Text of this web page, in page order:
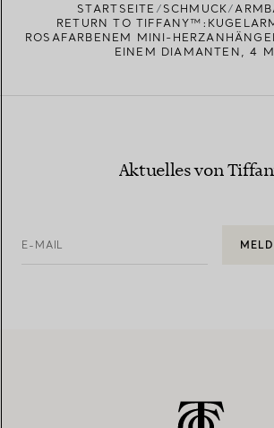
STARTSEITE SCHMUCK
RETURN TO
ROSAFARBENEM MINI-
EINEM DIAMANTEN, 4
Aktuelles von
E-MAIL